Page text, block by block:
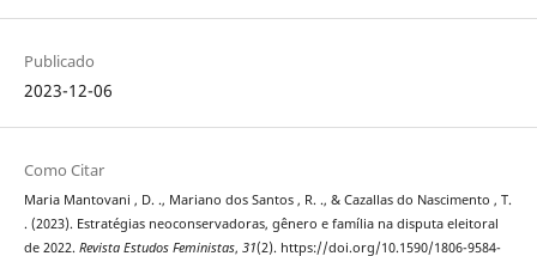
Publicado
2023-12-06
Como Citar
Maria Mantovani , D. ., Mariano dos Santos , R. ., & Cazallas do Nascimento , T.
. (2023). Estratégias neoconservadoras, gênero e família na disputa eleitoral
de 2022. Revista Estudos Feministas, 31(2). https://doi.org/10.1590/1806-9584-